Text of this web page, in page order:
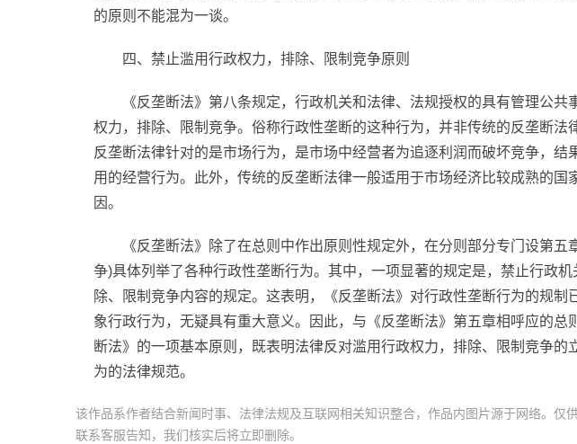
的原则不能混为一谈。
四、禁止滥用行政权力，排除、限制竞争原则
《反垄断法》第八条规定，行政机关和法律、法规授权的具有管理公共
权力，排除、限制竞争。俗称行政性垄断的这种行为，并非传统的反垄断法
反垄断法律针对的是市场行为，是市场中经营者为追逐利润而破坏竞争，结
用的经营行为。此外，传统的反垄断法律一般适用于市场经济比较成熟的 国
因。
《反垄断法》除了在总则中作出原则 性规定外，在分则部分专门设第五
争)具体列举了各种行政性垄断行为。其中，一项显著的规定是，禁止行政
除、限制竞争内容的规定。这表明，《反垄断法》对行政性垄断行为的规制
象行政行为，无疑具有重大意义。因此，与《反垄断法》第五章相呼应的总
断法》的一项基本原则，既表明法律反对滥用行政权力，排除、限制竞争的
为的法律规范。
该作品系作者结合新闻时事、法律法规及互联网相关知识整合，作品内图片源于网络。仅
联系客服告知，我们核实后将立即删除。